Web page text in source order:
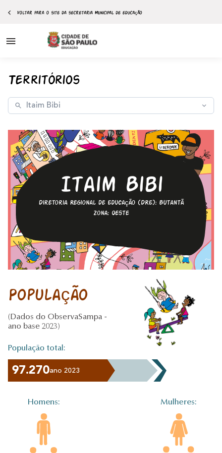
Voltar para o site da secretaria Municipal de educação
Territórios
Itaim Bibi
Diretoria Regional de Educação (DRE): Butantã
Zona: Oeste
População
(Dados do ObservaSampa -
ano base 2023)
População total:
97.270ano 2023
Homens: Mulheres: